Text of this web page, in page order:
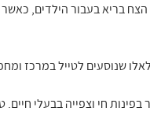
בריא בעבור הילדים,
שנוסעים לטייל במרכז
חי וצפייה בבעלי